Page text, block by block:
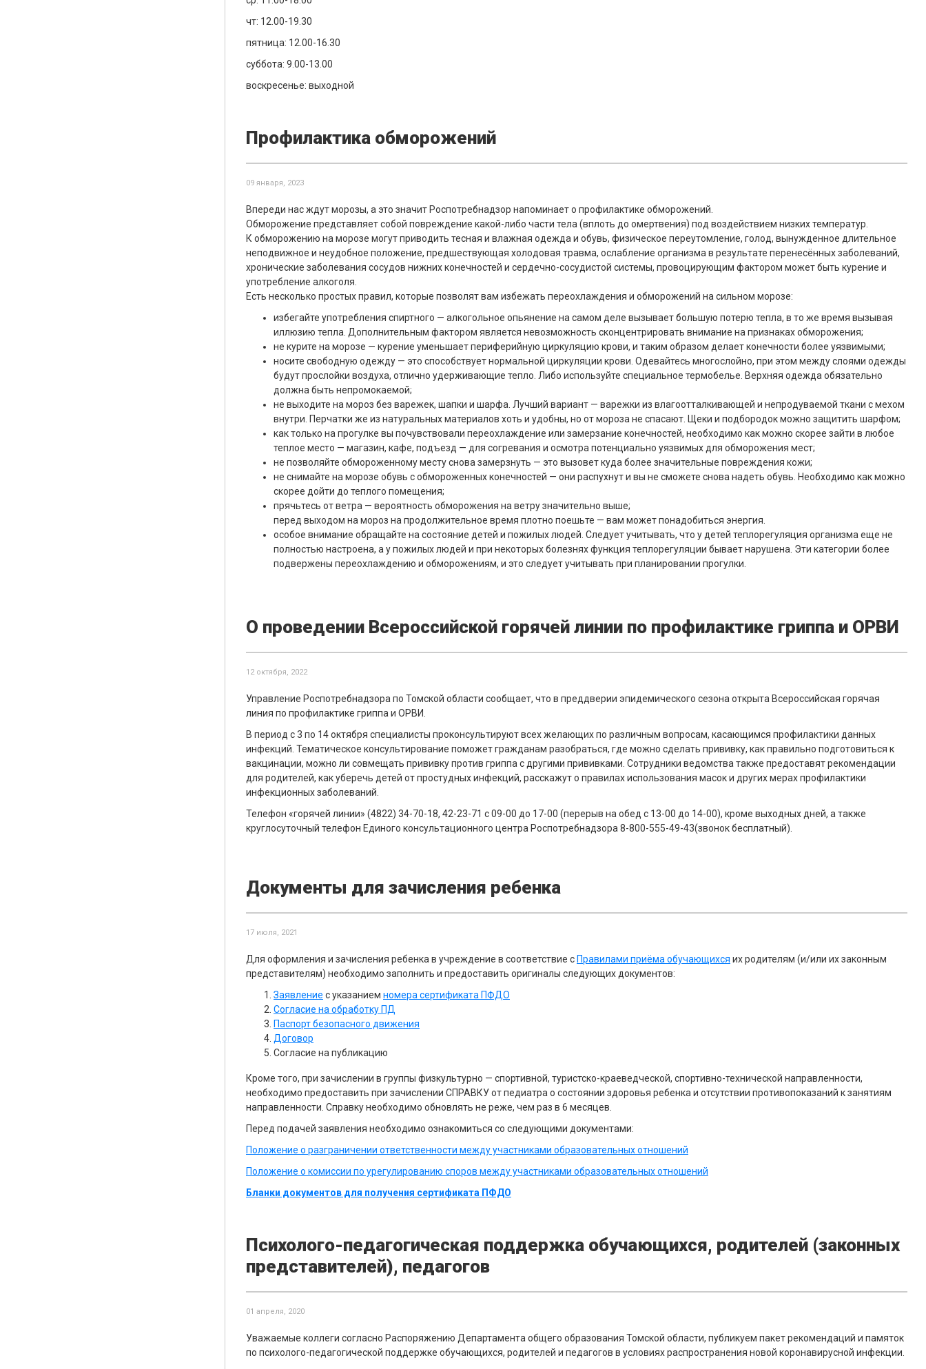
чт: 12.00-19.30
пятница: 12.00-16.30
суббота: 9.00-13.00
воскресенье: выходной
Профилактика обморожений
09 января, 2023
Впереди нас ждут морозы, а это значит Роспотребнадзор напоминает о профилактике обморожений.
Обморожение представляет собой повреждение какой-либо части тела (вплоть до омертвения) под воздействием низких температур.
К обморожению на морозе могут приводить тесная и влажная одежда и обувь, физическое переутомление, голод, вынужденное длительное
неподвижное и неудобное положение, предшествующая холодовая травма, ослабление организма в результате перенесённых заболеваний,
хронические заболевания сосудов нижних конечностей и сердечно-сосудистой системы, провоцирующим фактором может быть курение и
употребление алкоголя.
Есть несколько простых правил, которые позволят вам избежать переохлаждения и обморожений на сильном морозе:
избегайте употребления спиртного — алкогольное опьянение на самом деле вызывает большую потерю тепла, в то же время вызывая
иллюзию тепла. Дополнительным фактором является невозможность сконцентрировать внимание на признаках обморожения;
не курите на морозе — курение уменьшает периферийную циркуляцию крови, и таким образом делает конечности более уязвимыми;
носите свободную одежду — это способствует нормальной циркуляции крови. Одевайтесь многослойно, при этом между слоями одежды
будут прослойки воздуха, отлично удерживающие тепло. Либо используйте специальное термобелье. Верхняя одежда обязательно
должна быть непромокаемой;
не выходите на мороз без варежек, шапки и шарфа. Лучший вариант — варежки из влагоотталкивающей и непродуваемой ткани с мехом
внутри. Перчатки же из натуральных материалов хоть и удобны, но от мороза не спасают. Щеки и подбородок можно защитить шарфом;
как только на прогулке вы почувствовали переохлаждение или замерзание конечностей, необходимо как можно скорее зайти в любое
теплое место — магазин, кафе, подъезд — для согревания и осмотра потенциально уязвимых для обморожения мест;
не позволяйте обмороженному месту снова замерзнуть — это вызовет куда более значительные повреждения кожи;
не снимайте на морозе обувь с обмороженных конечностей — они распухнут и вы не сможете снова надеть обувь. Необходимо как можно
скорее дойти до теплого помещения;
прячьтесь от ветра — вероятность обморожения на ветру значительно выше;
перед выходом на мороз на продолжительное время плотно поешьте — вам может понадобиться энергия.
особое внимание обращайте на состояние детей и пожилых людей. Следует учитывать, что у детей теплорегуляция организма еще не
полностью настроена, а у пожилых людей и при некоторых болезнях функция теплорегуляции бывает нарушена. Эти категории более
подвержены переохлаждению и обморожениям, и это следует учитывать при планировании прогулки.
О проведении Всероссийской горячей линии по профилактике гриппа и ОРВИ
12 октября, 2022
Управление Роспотребнадзора по Томской области сообщает, что в преддверии эпидемического сезона открыта Всероссийская горячая
линия по профилактике гриппа и ОРВИ.
В период с 3 по 14 октября специалисты проконсультируют всех желающих по различным вопросам, касающимся профилактики данных
инфекций. Тематическое консультирование поможет гражданам разобраться, где можно сделать прививку, как правильно подготовиться к
вакцинации, можно ли совмещать прививку против гриппа с другими прививками. Сотрудники ведомства также предоставят рекомендации
для родителей, как уберечь детей от простудных инфекций, расскажут о правилах использования масок и других мерах профилактики
инфекционных заболеваний.
Телефон «горячей линии» (4822) 34-70-18, 42-23-71 с 09-00 до 17-00 (перерыв на обед с 13-00 до 14-00), кроме выходных дней, а также
круглосуточный телефон Единого консультационного центра Роспотребнадзора 8-800-555-49-43(звонок бесплатный).
Документы для зачисления ребенка
17 июля, 2021
Для оформления и зачисления ребенка в учреждение в соответствие с Правилами приёма обучающихся их родителям (и/или их законным
представителям) необходимо заполнить и предоставить оригиналы следующих документов:
Заявление с указанием номера сертификата ПФДО
Согласие на обработку ПД
Паспорт безопасного движения
Договор
Согласие на публикацию
Кроме того, при зачислении в группы физкультурно — спортивной, туристско-краеведческой, спортивно-технической направленности,
необходимо предоставить при зачислении СПРАВКУ от педиатра о состоянии здоровья ребенка и отсутствии противопоказаний к занятиям
направленности. Справку необходимо обновлять не реже, чем раз в 6 месяцев.
Перед подачей заявления необходимо ознакомиться со следующими документами:
Положение о разграничении ответственности между участниками образовательных отношений
Положение о комиссии по урегулированию споров между участниками образовательных отношений
Бланки документов для получения сертификата ПФДО
Психолого-педагогическая поддержка обучающихся, родителей (законных
представителей), педагогов
01 апреля, 2020
Уважаемые коллеги согласно Распоряжению Департамента общего образования Томской области, публикуем пакет рекомендаций и памяток
по психолого-педагогической поддержке обучающихся, родителей и педагогов в условиях распространения новой коронавирусной инфекции.